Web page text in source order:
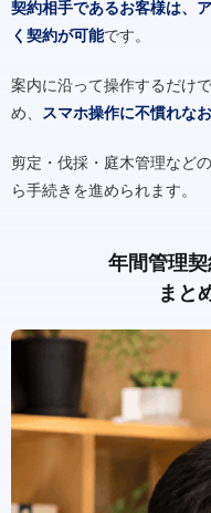
契約相手であるお客様は、
く契約が可能です。
案内に沿って操作するだけ
め、
スマホ操作に不慣れな
剪定・伐採・庭木管理など
ら手続きを進められます。
年間管理
まと